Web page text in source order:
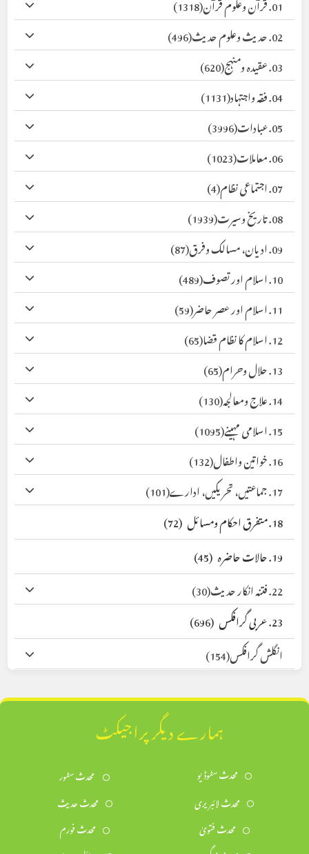
02. حدیث وعلوم حدیث
(496)
03. عقیدہ ومنہج
(620)
04. فقہ واجتہاد
(1131)
05. عبادات
(3996)
06. معاملات
(1023)
07. اجتماعی نظام
(4)
08. تاریخ وسیرت
(1939)
09. ادیان، مسالک وفرق
(87)
10. اسلام اور تصوف
(489)
11. اسلام اور عصر حاضر
(59)
12. اسلام کا نظام قضا
(65)
13. حلال وحرام
(65)
14. علاج ومعالجہ
(130)
15. اسلامی مہینے
(1095)
16. خواتین واطفال
(132)
17. جماعتیں، تحریکیں، ادارے
(101)
18. متفرق احکام ومسائل
(72)
19. حالات حاضرہ
(45)
22. فتنہ انکار حدیث
(30)
23. عربی گرافکس
(696)
انگلش گرافکس(154)
ہمارے دیگر پراجیکٹ
محدث سٹوڈیو
محدث سٹور
محدث لائبریری
محدث حدیث
محدث فتویٰ
محدث فورم